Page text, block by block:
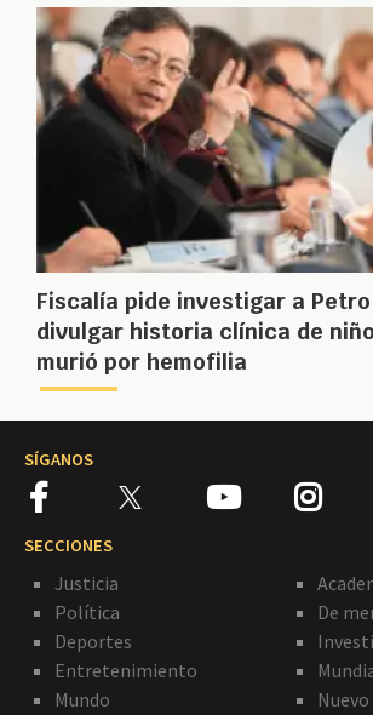
Fiscalía pide investigar a
divulgar historia clínica de
murió por hemofilia
SÍGANOS
SECCIONES
Justicia
Política
Deportes
Entretenimiento
Mundo
De